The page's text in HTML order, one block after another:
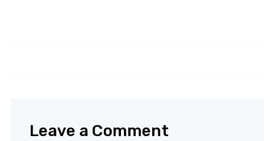
Leave a Comment